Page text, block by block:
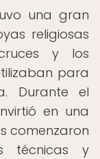
una gran
religiosas
y los
para
Durante el
en una
comenzaron
técnicas y